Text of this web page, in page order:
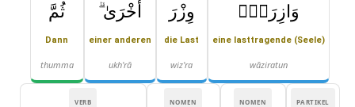
وَازِرَةٌۭ
eine lasttragende (Seele)
wāziratun
وِزْرَ
die Last
wiz'ra
أُخْرَىٰ ۗ
einer anderen
ukh'rā
ثُمَّ
Dann
thumma
PARTIKEL
NOMEN
NOMEN
VERB